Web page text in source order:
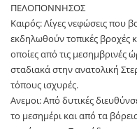
ΠΕΛΟΠΟΝΝΗΣΟΣ
Καιρός: Λίγες νεφώσεις που
εκδηλωθούν τοπικές βροχές
οποίες από τις μεσημβρινές
σταδιακά στην ανατολική
τόπους ισχυρές.
Ανεμοι: Από δυτικές
το μεσημέρι και από τα